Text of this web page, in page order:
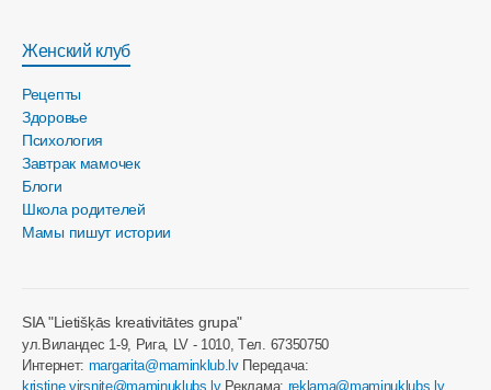
Женский клуб
Рецепты
Здоровье
Психология
Завтрак мамочек
Блоги
Школа родителей
Мамы пишут истории
SIA "Lietišķās kreativitātes grupa"
ул.Виландес 1-9, Рига, LV - 1010, Tел. 67350750
Интернет: margarita@maminklub.lvПередача:
kristine.virsnite@maminuklubs.lvРеклама: reklama@maminuklubs.lv